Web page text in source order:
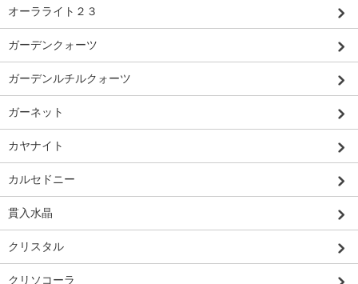
オーラライト２３
ガーデンクォーツ
ガーデンルチルクォーツ
ガーネット
カヤナイト
カルセドニー
貫入水晶
クリスタル
クリソコーラ